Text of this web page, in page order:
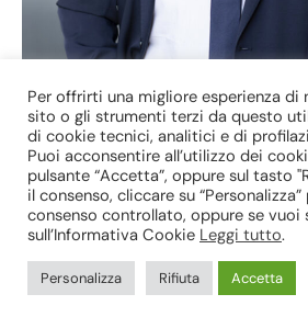
Avv. Michele
© 2025 Massimo Malena & Associati srl
P.I. e C.F. 14532791002 –Informativa
–Politica per la Parità di Genere–
Per offrirti una migliore esperienza di
sito o gli strumenti terzi da questo
di cookie tecnici, analitici e di
Puoi acconsentire all’utilizzo dei
pulsante “Accetta”, oppure sul tasto
il consenso, cliccare su
consenso controllato, oppure se vuoi
sull’Informativa Cookie Leggi tutto.
Personalizza Rifiuta Accetta